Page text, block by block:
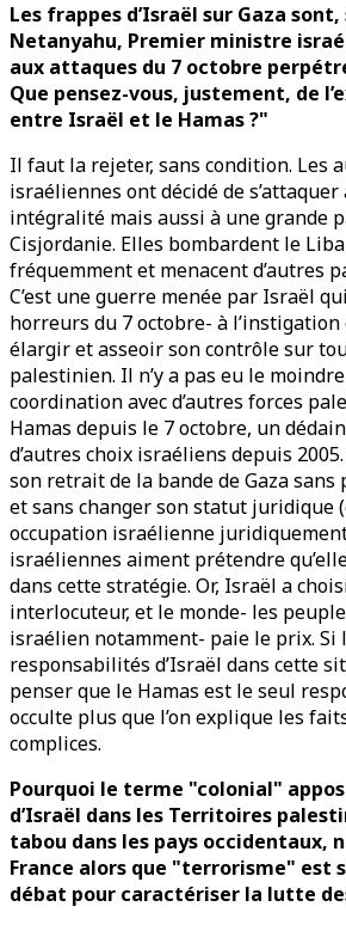
Les frappes d’Israël sur Gaza
Netanyahu, Premier ministre
aux attaques du 7 octobre
Que pensez-vous, justement, de
entre Israël et le Hamas ?"
Il faut la rejeter, sans condition. Les
israéliennes ont décidé de s’attaquer
intégralité mais aussi à une grande
Cisjordanie. Elles bombardent le
fréquemment et menacent d’autres
C’est une guerre menée par Israël
horreurs du 7 octobre- à
élargir et asseoir son contrôle sur
palestinien. Il n’y a pas eu le
coordination avec d’autres forces
Hamas depuis le 7 octobre, un
d’autres choix israéliens depuis
son retrait de la bande de Gaza
et sans changer son statut juridique
occupation israélienne
israéliennes aiment prétendre
dans cette stratégie. Or, Israël a
interlocuteur, et le monde- les
israélien notamment- paie le prix. Si
responsabilités d’Israël dans cette
penser que le Hamas est le seul
occulte plus que l’on explique les
complices.
Pourquoi le terme "colonial"
d’Israël dans les Territoires
tabou dans les pays occidentaux,
France alors que "terrorisme" est
débat pour caractériser la lutte